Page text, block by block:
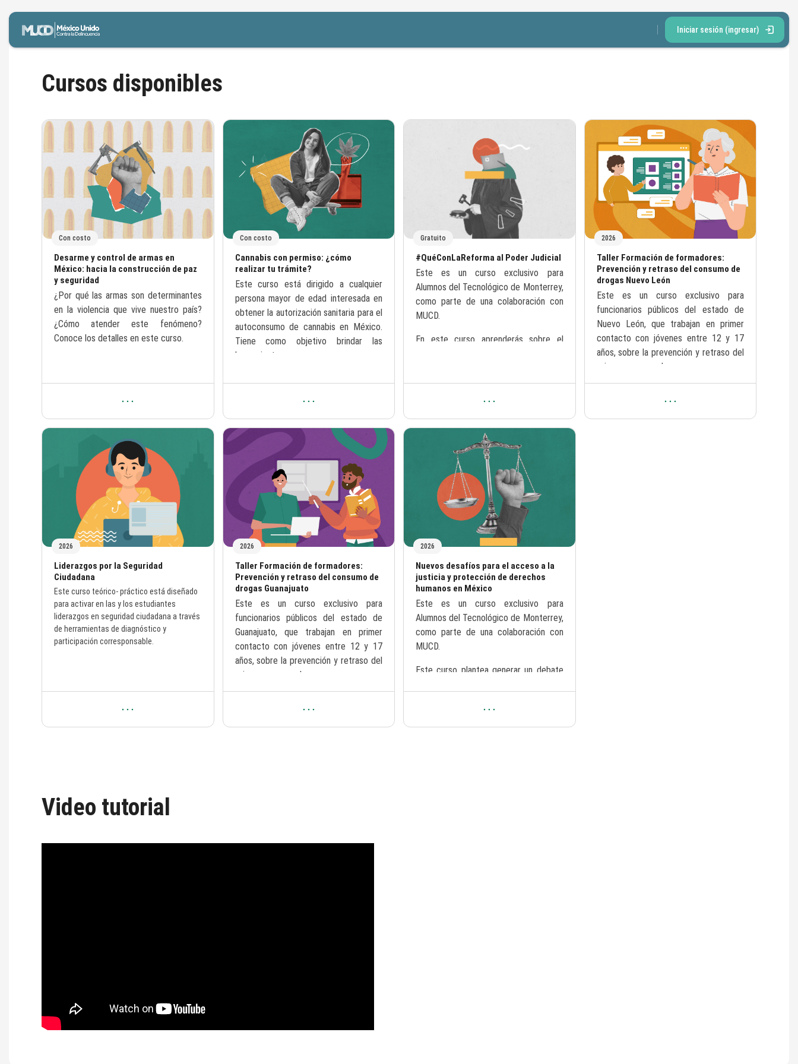
Saltar al contenido principal
Iniciar sesión (ingresar)
Bloques
Cursos disponibles
Con costo
Nombre del curso
Desarme y control de armas en
México: hacia la construcción de paz
y seguridad
Texto del resumen del curso:
¿Por qué las armas son determinantes
en la violencia que vive nuestro país?
¿Cómo atender este fenómeno?
Conoce los detalles en este curso.
Con costo
Nombre del curso
Cannabis con permiso: ¿cómo
realizar tu trámite?
Texto del resumen del curso:
Este curso está dirigido a cualquier
persona mayor de edad interesada en
obtener la autorización sanitaria para el
autoconsumo de cannabis en México.
Tiene como objetivo brindar las
herramientas ...
Gratuito
Nombre del curso
#QuéConLaReforma al Poder Judicial
Texto del resumen del curso:
Este es un curso exclusivo para
Alumnos del Tecnológico de Monterrey,
como parte de una colaboración con
MUCD.
En este curso aprenderás sobre el
2026
Nombre del curso
Taller Formación de formadores:
Prevención y retraso del consumo de
drogas Nuevo León
Texto del resumen del curso:
Este es un curso exclusivo para
funcionarios públicos del estado de
Nuevo León, que trabajan en primer
contacto con jóvenes entre 12 y 17
años, sobre la prevención y retraso del
primer consumo de ...
2026
Nombre del curso
Liderazgos por la Seguridad
Ciudadana
Texto del resumen del curso:
Este curso teórico- práctico está diseñado
para activar en las y los estudiantes
liderazgos en seguridad ciudadana a través
de herramientas de diagnóstico y
participación corresponsable.
2026
Nombre del curso
Taller Formación de formadores:
Prevención y retraso del consumo de
drogas Guanajuato
Texto del resumen del curso:
Este es un curso exclusivo para
funcionarios públicos del estado de
Guanajuato, que trabajan en primer
contacto con jóvenes entre 12 y 17
años, sobre la prevención y retraso del
primer consumo de ...
2026
Nombre del curso
Nuevos desafíos para el acceso a la
justicia y protección de derechos
humanos en México
Texto del resumen del curso:
Este es un curso exclusivo para
Alumnos del Tecnológico de Monterrey,
como parte de una colaboración con
MUCD.
Este curso plantea generar un debate
Bloques
Video tutorial